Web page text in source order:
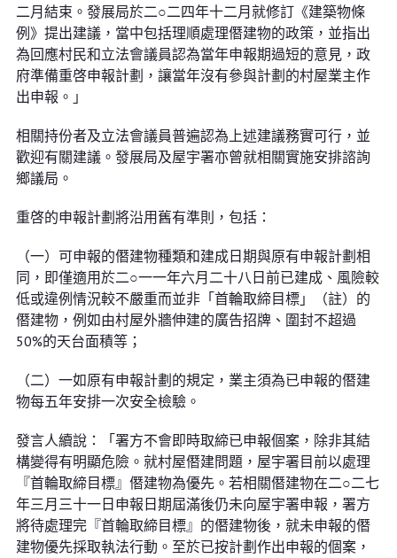
二月結束。發展局於二○二四年十二月就修訂《建築物條
例》提出建議，當中包括理順處理僭建物的政策，並指出
為回應村民和立法會議員認為當年申報期過短的意見，政
府準備重啓申報計劃，讓當年沒有參與計劃的村屋業主作
出申報。」
相關持份者及立法會議員普遍認為上述建議務實可行，並
歡迎有關建議。發展局及屋宇署亦曾就相關實施安排諮詢
鄉議局。
重啓的申報計劃將沿用舊有準則，包括：
（一）可申報的僭建物種類和建成日期與原有申報計劃相
同，即僅適用於二○一一年六月二十八日前已建成、風險較
低或違例情況較不嚴重而並非「首輪取締目標」（註）的
僭建物，例如由村屋外牆伸建的廣告招牌、圍封不超過
50%的天台面積等；
（二）一如原有申報計劃的規定，業主須為已申報的僭建
物每五年安排一次安全檢驗。
發言人續說：「署方不會即時取締已申報個案，除非其結
構變得有明顯危險。就村屋僭建問題，屋宇署目前以處理
『首輪取締目標』僭建物為優先。若相關僭建物在二○二七
年三月三十一日申報日期屆滿後仍未向屋宇署申報，署方
將待處理完『首輪取締目標』的僭建物後，就未申報的僭
建物優先採取執法行動。至於已按計劃作出申報的個案，